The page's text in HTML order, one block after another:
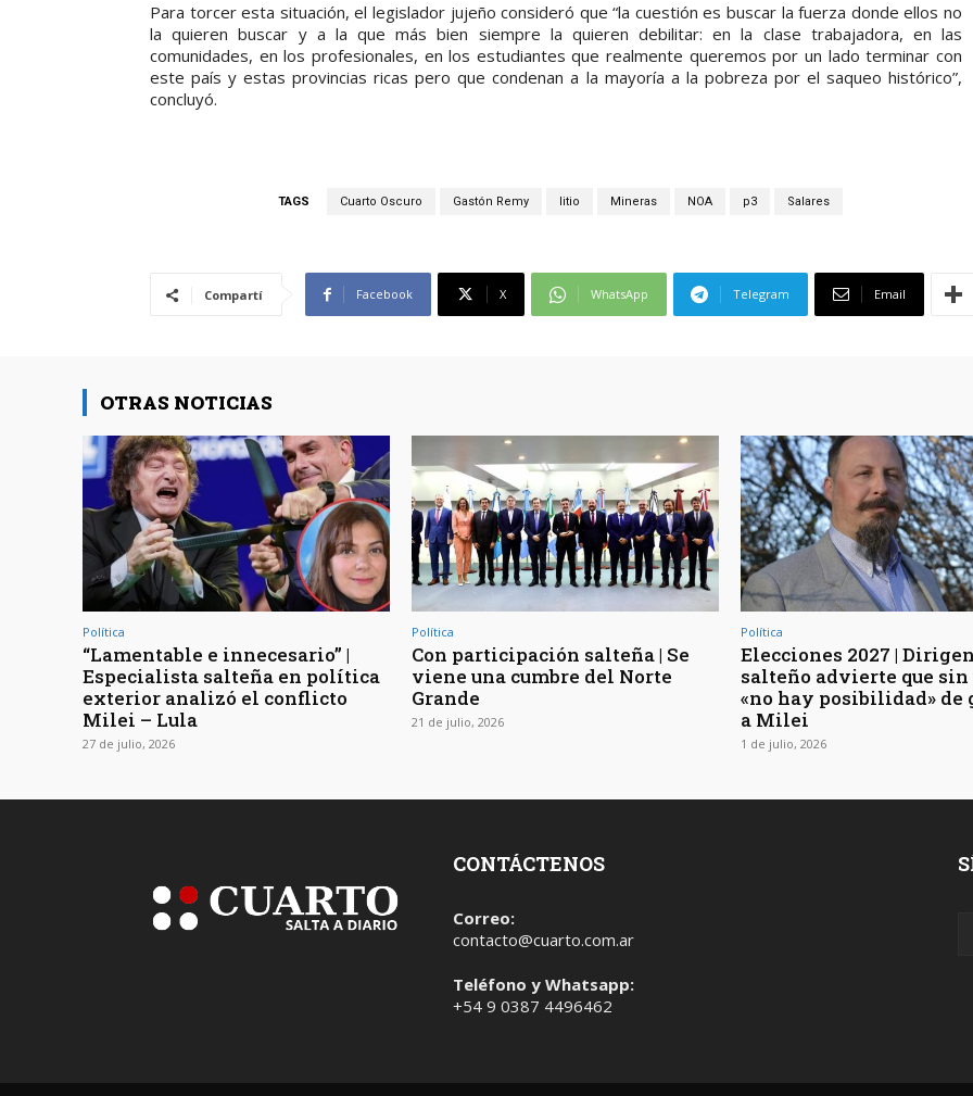
Para torcer esta situación, el legislador jujeño consideró que “la cuestión es buscar la fuerza donde ellos no
la quieren buscar y a la que más bien siempre la quieren debilitar: en la clase trabajadora, en las
comunidades, en los profesionales, en los estudiantes que realmente queremos por un lado terminar con
este país y estas provincias ricas pero que condenan a la mayoría a la pobreza por el saqueo histórico”,
concluyó.
TAGS Cuarto Oscuro Gastón Remy litio Mineras NOA p3 Salares
Compartí Facebook X WhatsApp Telegram Email
OTRAS NOTICIAS
Política
“Lamentable e innecesario” |
Especialista salteña en política
exterior analizó el conflicto
Milei – Lula
27 de julio, 2026
Política
Con participación salteña | Se
viene una cumbre del Norte
Grande
21 de julio, 2026
Política
Elecciones 2027 |
salteño advierte que
«no hay posibilidad» de
a Milei
1 de julio, 2026
CONTÁCTENOS
Correo:
contacto@cuarto.com.ar
Teléfono y Whatsapp:
+54 9 0387 4496462